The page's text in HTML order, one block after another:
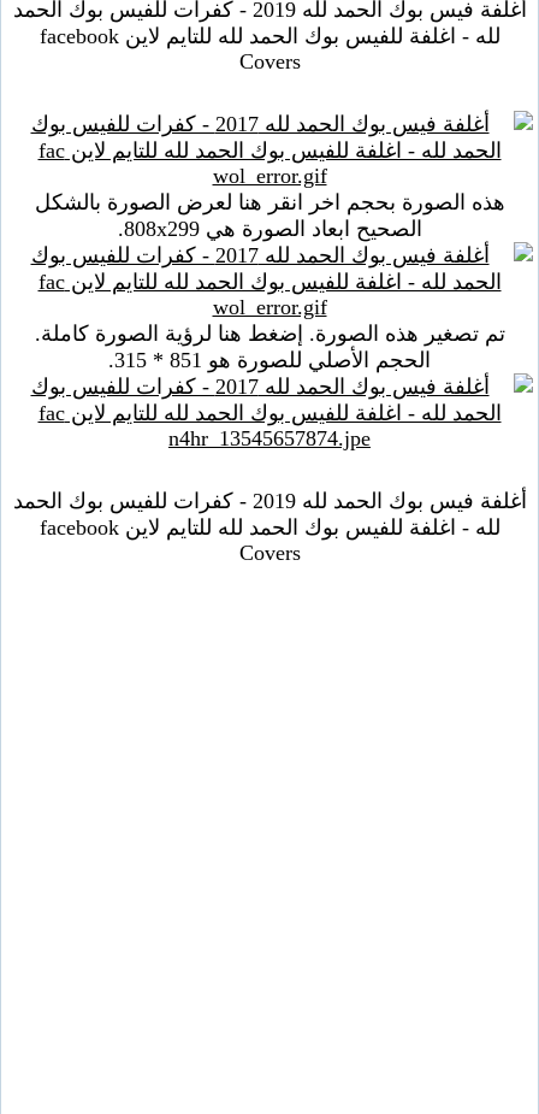
أغلفة فيس بوك الحمد لله 2019 - كفرات للفيس بوك الحمد
لله - اغلفة للفيس بوك الحمد لله للتايم لاين facebook
Covers
هذه الصورة بحجم اخر انقر هنا لعرض الصورة بالشكل
الصحيح ابعاد الصورة هي 808x299.
تم تصغير هذه الصورة. إضغط هنا لرؤية الصورة كاملة.
الحجم الأصلي للصورة هو 851 * 315.
أغلفة فيس بوك الحمد لله 2019 - كفرات للفيس بوك الحمد
لله - اغلفة للفيس بوك الحمد لله للتايم لاين facebook
Covers